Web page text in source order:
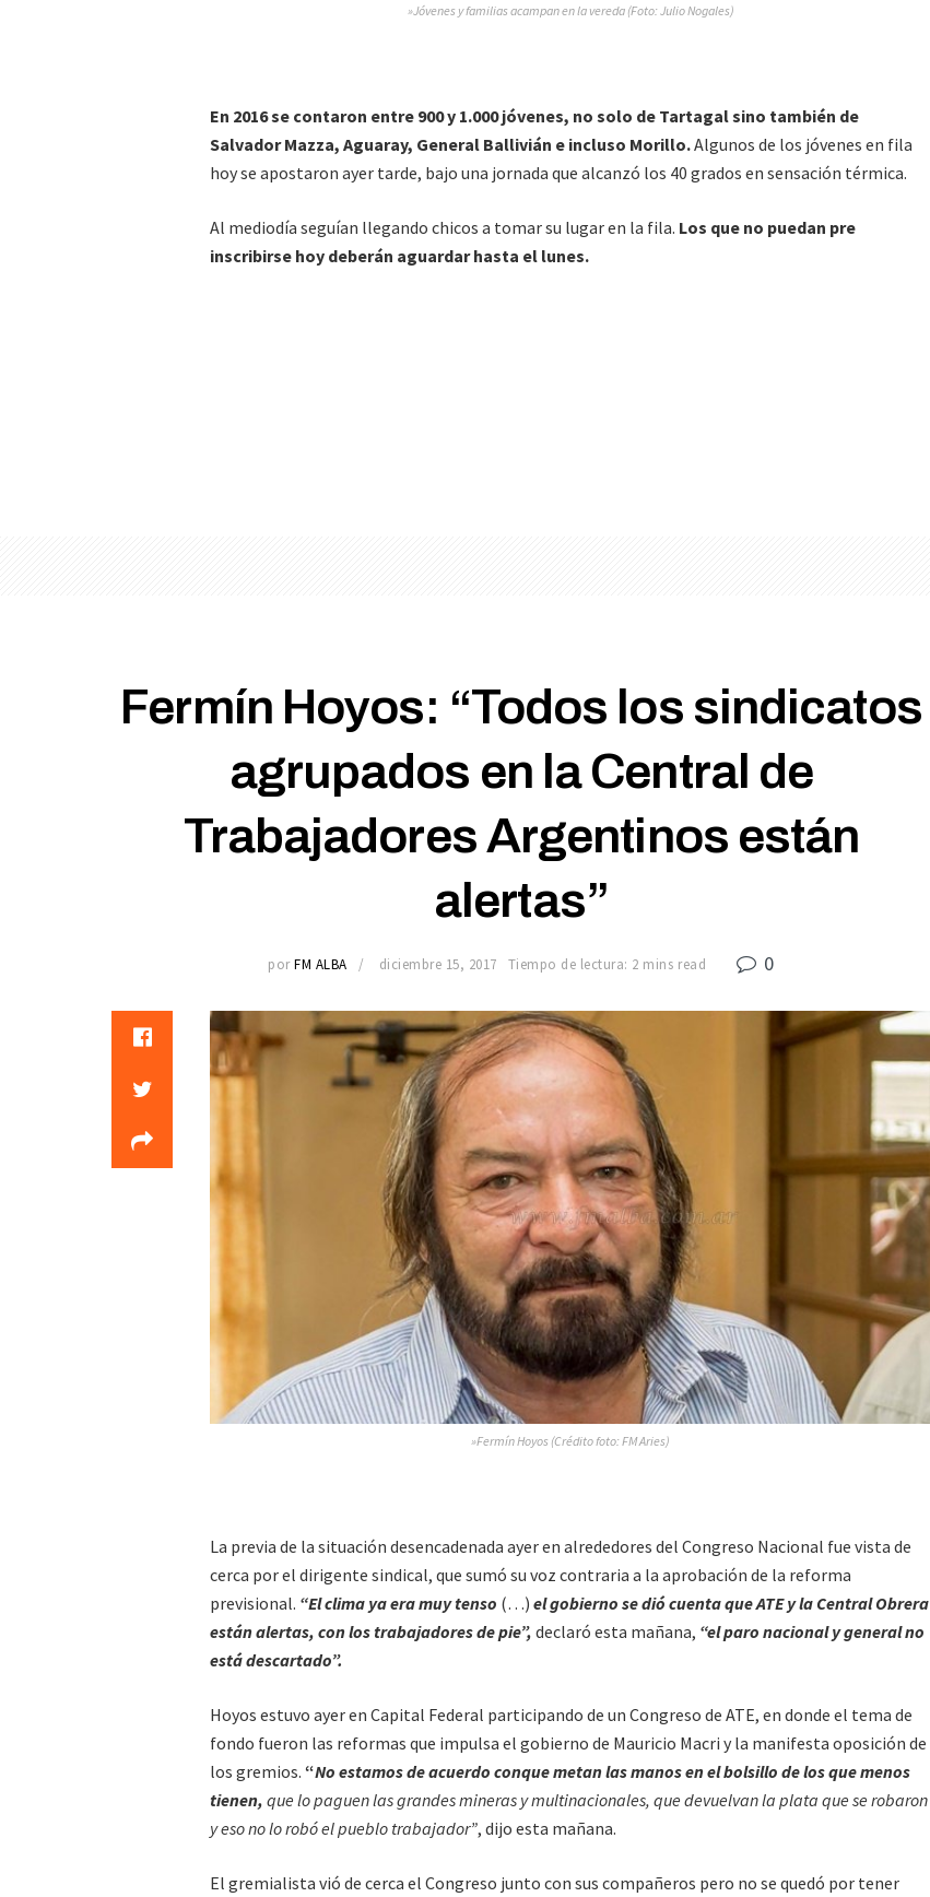
»Jóvenes y familias acampan en la vereda (Foto: Julio Nogales)
En 2016 se contaron entre 900 y 1.000 jóvenes, no solo de Tartagal sino también de
Salvador Mazza, Aguaray, General Ballivián e incluso Morillo.Algunos de los jóvenes en fila
hoy se apostaron ayer tarde, bajo una jornada que alcanzó los 40 grados en sensación térmica.
Al mediodía seguían llegando chicos a tomar su lugar en la fila. Los que no puedan pre
inscribirse hoy deberán aguardar hasta el lunes.
Fermín Hoyos: “Todos los sindicatos
agrupados en la Central de
Trabajadores Argentinos están
alertas”
por FM ALBA diciembre 15, 2017 Tiempo de lectura: 2 mins read 0
»Fermín Hoyos (Crédito foto: FM Aries)
La previa de la situación desencadenada ayer en alrededores del Congreso Nacional fue vista de
cerca por el dirigente sindical, que sumó su voz contraria a la aprobación de la reforma
previsional. “El clima ya era muy tenso (…) el gobierno se dió cuenta que ATE y la Central Obrera
están alertas, con los trabajadores de pie”, declaró esta mañana, “el paro nacional y general no
está descartado”.
Hoyos estuvo ayer en Capital Federal participando de un Congreso de ATE, en donde el tema de
fondo fueron las reformas que impulsa el gobierno de Mauricio Macri y la manifesta oposición de
los gremios. “No estamos de acuerdo conque metan las manos en el bolsillo de los que menos
tienen, que lo paguen las grandes mineras y multinacionales, que devuelvan la plata que se robaron
y eso no lo robó el pueblo trabajador”, dijo esta mañana.
El gremialista vió de cerca el Congreso junto con sus compañeros pero no se quedó por tener